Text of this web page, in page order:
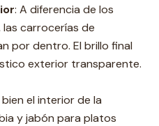
: A diferencia de los
carrocerías de
por dentro. El brillo final
exterior transparente.
bien el interior de la
y jabón para platos